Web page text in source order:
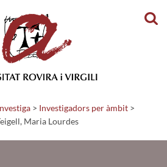
> Investigadors per àmbit >
Maria Lourdes